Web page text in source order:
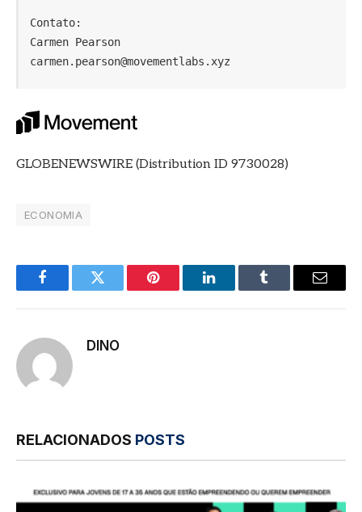
Contato:
Carmen Pearson
carmen.pearson@movementlabs.xyz
GLOBENEWSWIRE (Distribution ID 9730028)
ECONOMIA
FacebookTwitter Pinterest LinkedInTumblr
E-
DINO
RELACIONADOS POSTS